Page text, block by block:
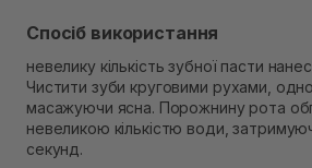
Спосіб використання
невелику кількість зубної пасти
Чистити зуби круговими рухами,
масажуючи ясна. Порожнину рота
невеликою кількістю води,
секунд.